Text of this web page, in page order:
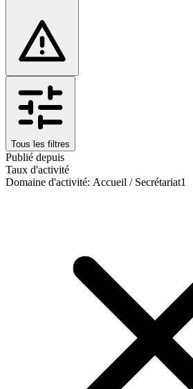
Tous les filtres
Publié depuis
Taux d'activité
Domaine d'activité: Accueil / Secrétariat1